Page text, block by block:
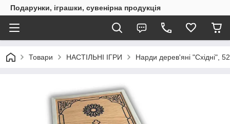
Подарунки, іграшки, сувенірна продукція
Товари НАСТІЛЬНІ ІГРИ Нарди дерев'яні "Східні",